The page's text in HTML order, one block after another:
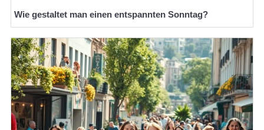
Wie gestaltet man einen entspannten Sonntag?